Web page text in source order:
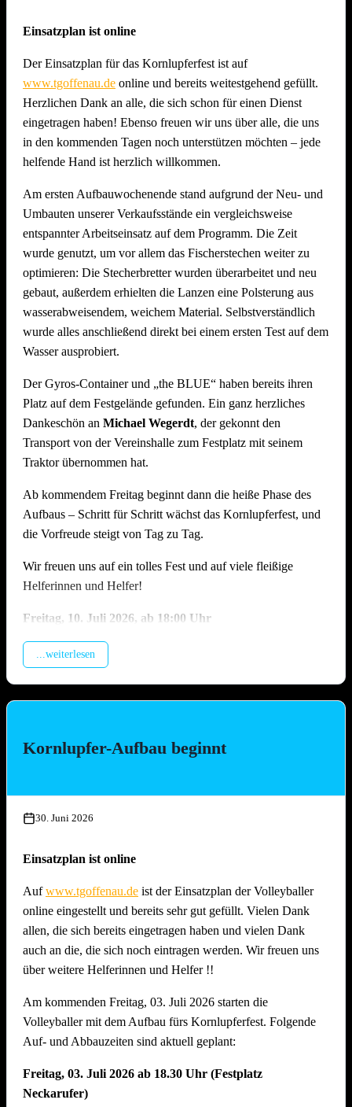
Einsatzplan ist online
Der Einsatzplan für das Kornlupferfest ist auf
www.tgoffenau.de online und bereits weitestgehend gefüllt.
Herzlichen Dank an alle, die sich schon für einen Dienst
eingetragen haben! Ebenso freuen wir uns über alle, die uns
in den kommenden Tagen noch unterstützen möchten – jede
helfende Hand ist herzlich willkommen.
Am ersten Aufbauwochenende stand aufgrund der Neu- und
Umbauten unserer Verkaufsstände ein vergleichsweise
entspannter Arbeitseinsatz auf dem Programm. Die Zeit
wurde genutzt, um vor allem das Fischerstechen weiter zu
optimieren: Die Stecherbretter wurden überarbeitet und neu
gebaut, außerdem erhielten die Lanzen eine Polsterung aus
wasserabweisendem, weichem Material. Selbstverständlich
wurde alles anschließend direkt bei einem ersten Test auf dem
Wasser ausprobiert.
Der Gyros-Container und „the BLUE“ haben bereits ihren
Platz auf dem Festgelände gefunden. Ein ganz herzliches
Dankeschön an Michael Wegerdt, der gekonnt den
Transport von der Vereinshalle zum Festplatz mit seinem
Traktor übernommen hat.
Ab kommendem Freitag beginnt dann die heiße Phase des
Aufbaus – Schritt für Schritt wächst das Kornlupferfest, und
die Vorfreude steigt von Tag zu Tag.
Wir freuen uns auf ein tolles Fest und auf viele fleißige
Helferinnen und Helfer!
Freitag, 10. Juli 2026, ab 18:00 Uhr
Vereinshalle).
Verkabelung (Hauptaufbautag !!)
Aufbau Bühne, Herstellung Tzatziki (Vereinsküche Saline)
Gläserreinigung, Infrastruktur, Bierwagen, Aufstellung
Beleuchtung
Freitag, 17. Juli 2026 ab 16.00 Uhr
Restarbeiten, Fertigstellung Gelände und Inbetriebnahme
technische Gerätschaften
Samstag, 18. Juli 2026 ab 09.00 Uhr
Dekoration Festplatz, Preisaushang, Herstellung Salate
Dienstag, 21. Juli 2026 ab 09.00 Uhr
...weiterlesen
Kornlupfer-Aufbau beginnt
30. Juni 2026
Einsatzplan ist online
Aufwww.tgoffenau.de ist der Einsatzplan der Volleyballer
online eingestellt und bereits sehr gut gefüllt. Vielen Dank
allen, die sich bereits eingetragen haben und vielen Dank
auch an die, die sich noch eintragen werden. Wir freuen uns
über weitere Helferinnen und Helfer !!
Am kommenden Freitag, 03. Juli 2026 starten die
Volleyballer mit dem Aufbau fürs Kornlupferfest. Folgende
Auf- und Abbauzeiten sind aktuell geplant:
Freitag, 03. Juli 2026 ab 18.30 Uhr (Festplatz
Neckarufer)